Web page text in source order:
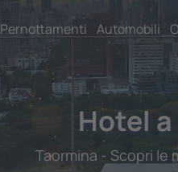
Pernottamenti Automobili
Hotel
Taormina - Scopri le